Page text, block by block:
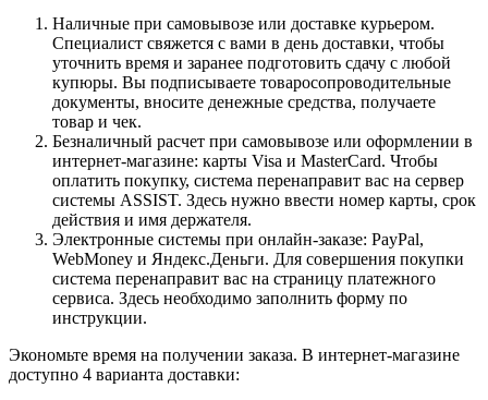
Наличные при самовывозе или доставке курьером.
Специалист свяжется с вами в день доставки, чтобы
уточнить время и заранее подготовить сдачу с любой
купюры. Вы подписываете товаросопроводительные
документы, вносите денежные средства, получаете
товар и чек.
Безналичный расчет при самовывозе или оформлении в
интернет-магазине: карты Visa и MasterCard. Чтобы
оплатить покупку, система перенаправит вас на сервер
системы ASSIST. Здесь нужно ввести номер карты, срок
действия и имя держателя.
Электронные системы при онлайн-заказе: PayPal,
WebMoney и Яндекс.Деньги. Для совершения покупки
система перенаправит вас на страницу платежного
сервиса. Здесь необходимо заполнить форму по
инструкции.
Экономьте время на получении заказа. В интернет-магазине
доступно 4 варианта доставки: